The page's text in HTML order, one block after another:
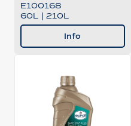
E100168
60L | 210L
Info